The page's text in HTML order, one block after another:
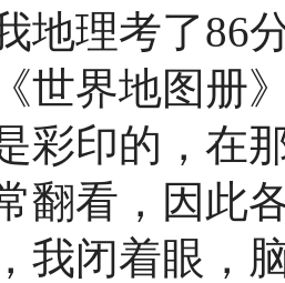
地理考了86
世界地图册
彩印的，在
翻看，因此
我闭着眼，